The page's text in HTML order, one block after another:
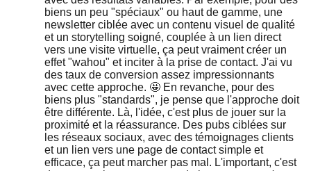
biens un peu "spéciaux" ou haut de gamme, une
newsletter ciblée avec un contenu visuel de qualité
et un storytelling soigné, couplée à un lien direct
vers une visite virtuelle, ça peut vraiment créer un
effet "wahou" et inciter à la prise de contact. J'ai vu
des taux de conversion assez impressionnants
avec cette approche. 🤩 En revanche, pour des
biens plus "standards", je pense que l'approche doit
être différente. Là, l'idée, c'est plus de jouer sur la
proximité et la réassurance. Des pubs ciblées sur
les réseaux sociaux, avec des témoignages clients
et un lien vers une page de contact simple et
efficace, ça peut marcher pas mal. L'important, c'est